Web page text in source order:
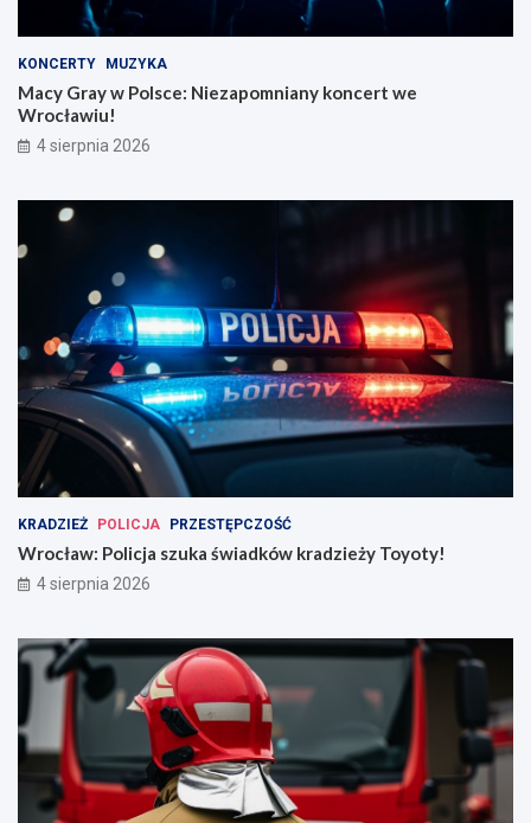
KONCERTY MUZYKA
Macy Gray w Polsce: Niezapomniany koncert we
Wrocławiu!
4 sierpnia 2026
KRADZIEŻ POLICJA PRZESTĘPCZOŚĆ
Wrocław: Policja szuka świadków kradzieży Toyoty!
4 sierpnia 2026